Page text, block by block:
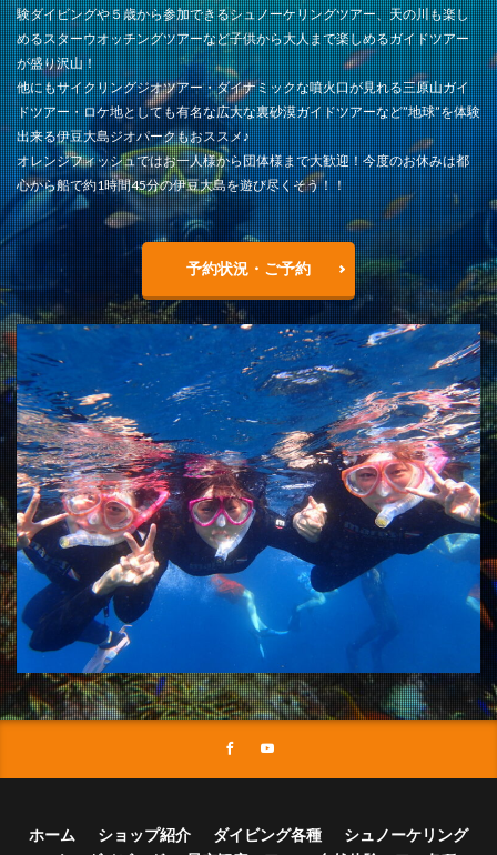
験ダイビングや５歳から参加できるシュノーケリングツアー、天の川も楽し
めるスターウオッチングツアーなど子供から大人まで楽しめるガイドツアー
が盛り沢山！
他にもサイクリングジオツアー・ダイナミックな噴火口が見れる三原山ガイ
ドツアー・ロケ地としても有名な広大な裏砂漠ガイドツアーなど”地球”を体験
出来る伊豆大島ジオパークもおススメ♪
オレンジフィッシュではお一人様から団体様まで大歓迎！今度のお休みは都
心から船で約1時間45分の伊豆大島を遊び尽くそう！！
予約状況・ご予約
ホーム ショップ紹介 ダイビング各種
シュノーケリング